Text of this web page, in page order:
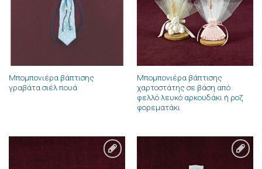
Μπομπονιέρα βάπτισης
γραβάτα σιέλ πουά
Μπομπονιέρα βάπτισης
χαρτοστάτης σε βάση από
φελλό λευκό αρκουδάκι ή ροζ
φορεματάκι